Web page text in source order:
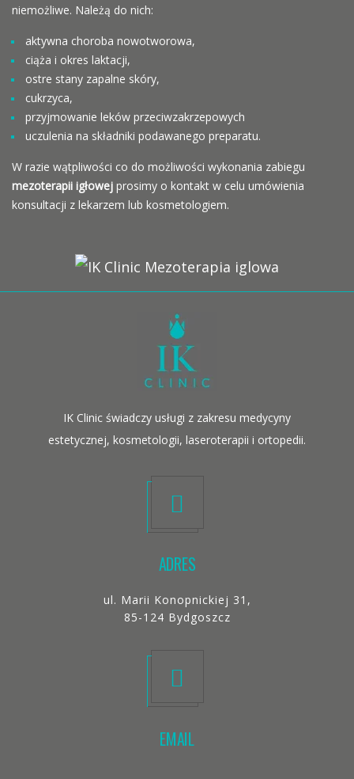
niemożliwe. Należą do nich:
aktywna choroba nowotworowa,
ciąża i okres laktacji,
ostre stany zapalne skóry,
cukrzyca,
przyjmowanie leków przeciwzakrzepowych
uczulenia na składniki podawanego preparatu.
W razie wątpliwości co do możliwości wykonania zabiegu
mezoterapii igłowej prosimy o kontakt w celu umówienia
konsultacji z lekarzem lub kosmetologiem.
IK Clinic świadczy usługi z zakresu medycyny
estetycznej, kosmetologii, laseroterapii i ortopedii.
ADRES
ul. Marii Konopnickiej 31,
85-124 Bydgoszcz
EMAIL